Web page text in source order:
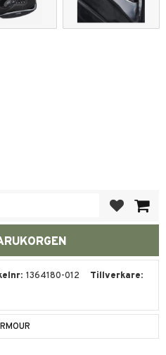
1364180-012
Tillverkare